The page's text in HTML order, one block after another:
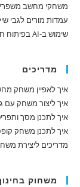
משחקי מחשב משפרים
עמדות מורים לגבי
שימוש ב-AI בפיתוח חדרי בריחה
מדריכים
איך לאפיין משחק
איך ליצור משחק עם
איך לתכנן מסך
איך לתכנן משחק
מדריכים ליצירת
משחוק